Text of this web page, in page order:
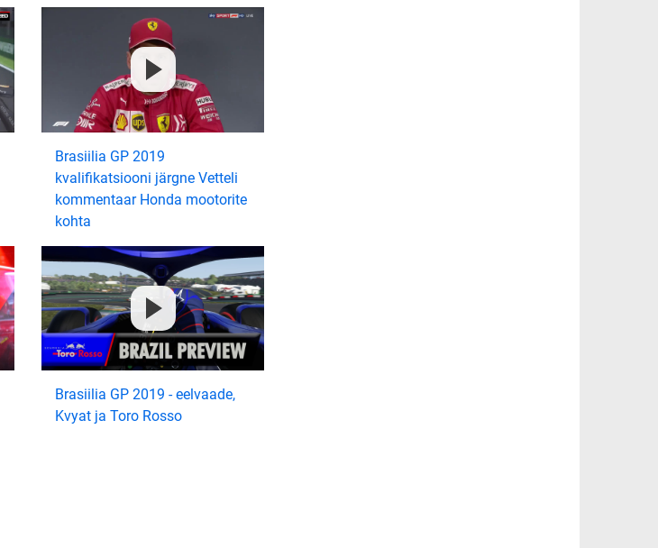
Brasiilia GP 2019
kvalifikatsiooni järgne Vetteli
kommentaar Honda mootorite
kohta
Brasiilia GP 2019 - eelvaade,
Kvyat ja Toro Rosso